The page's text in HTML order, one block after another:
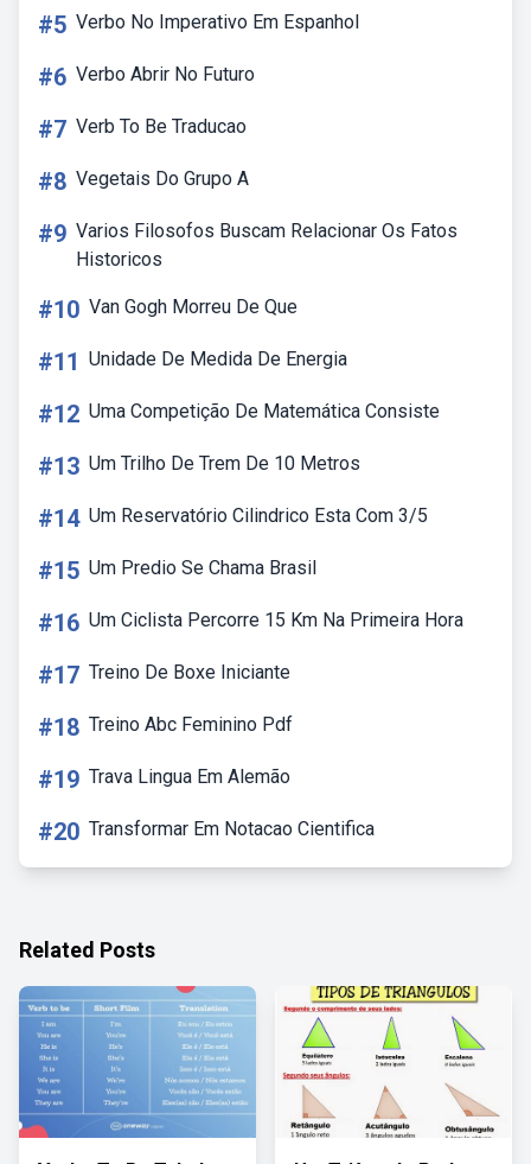
#5 Verbo No Imperativo Em Espanhol
#6 Verbo Abrir No Futuro
#7 Verb To Be Traducao
#8 Vegetais Do Grupo A
#9 Varios Filosofos Buscam Relacionar Os Fatos
Historicos
#10 Van Gogh Morreu De Que
#11 Unidade De Medida De Energia
#12 Uma Competição De Matemática Consiste
#13 Um Trilho De Trem De 10 Metros
#14 Um Reservatório Cilindrico Esta Com 3/5
#15 Um Predio Se Chama Brasil
#16 Um Ciclista Percorre 15 Km Na Primeira Hora
#17 Treino De Boxe Iniciante
#18 Treino Abc Feminino Pdf
#19 Trava Lingua Em Alemão
#20 Transformar Em Notacao Cientifica
Related Posts